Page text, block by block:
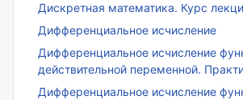
Дискретная математика. Курс
Дифференциальное исчисление
Дифференциальное исчисление
действительной переменной.
Дифференциальное исчисление